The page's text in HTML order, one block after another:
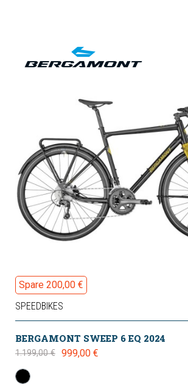
Spare 200,00 €
SPEEDBIKES
BERGAMONT SWEEP 6 EQ 2024
1.199,00 € 999,00 €